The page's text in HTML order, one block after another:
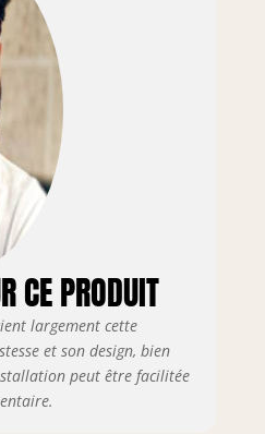
AU CHÊNE –
chêne massif
surface
pour
ou sacs
que
ÉVOLUTIF –
portants
un espace sur
pour les
les
du prêt-à-porter.
CE PRODUIT
largement cette
et son design, bien
peut être facilitée